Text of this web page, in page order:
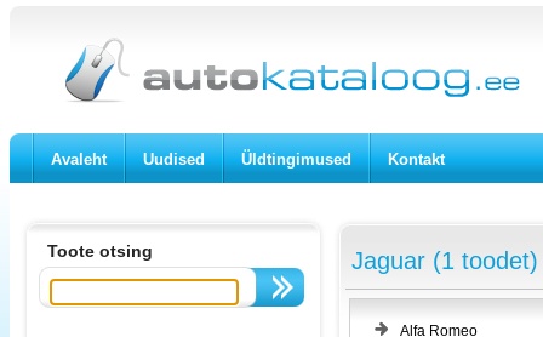
Avaleht Uudised Üldtingimused Kontakt
Toote otsing Jaguar (1 toodet)
Alfa Romeo